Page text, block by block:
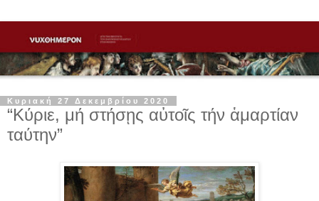
Κυριακή 27 Δεκεμβρίου 2020
“Κύριε, μή στήσῃς αὐτοῖς τήν ἁμαρτίαν
ταύτην”